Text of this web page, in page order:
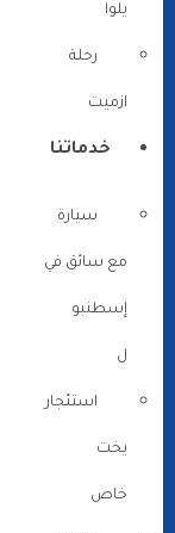
يلوا
رحلة
ازميت
خدماتنا
سيارة
مع سائق في
إسطنبو
ل
استئجار
يخت
خاص